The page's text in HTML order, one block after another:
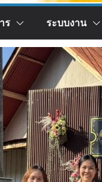
ร ระบบงาน